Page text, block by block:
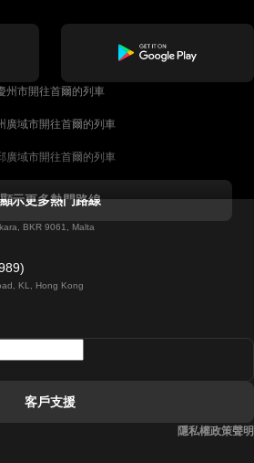
州市開往首爾的列車
廣域市開往首爾的列車
廣域市開往首爾的列車
林開往戈尔韦的列車
馬開往拿坡里的列車
顯示更多熱門路線
BKR 9061, Malta
KL, Hong Kong
客戶支援
隱私權政策聲明